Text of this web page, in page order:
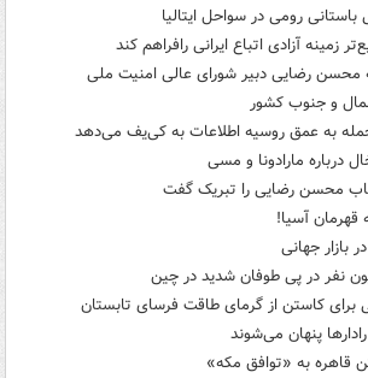
رومی در سواحل ایتالیا
زمینه آزادی اتباع ایرانی رافراهم کند
محسن رضایی دبیر شورای عالی امنیت‌ ملی
و جنوب کشور
حمله به عمق روسیه اطلاعات به کی‌یف می‌دهد
درباره مارادونا و مسی
محسن رضایی را تبریک گفت
قهرمان آسیا!
بازار جهانی
نفر در پی طوفان شدید در چین
برای کاستن از گرمای طاقت فرسای تابستان
پنهان می‌شوند
قاهره به «توافق مکه»